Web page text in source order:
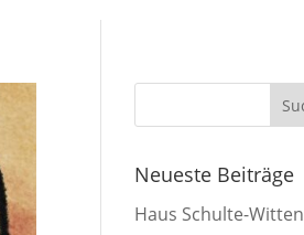
Neueste Beiträge
Haus Schulte-Witten